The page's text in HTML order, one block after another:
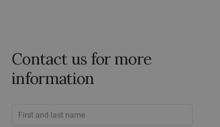
Contact us for more
information